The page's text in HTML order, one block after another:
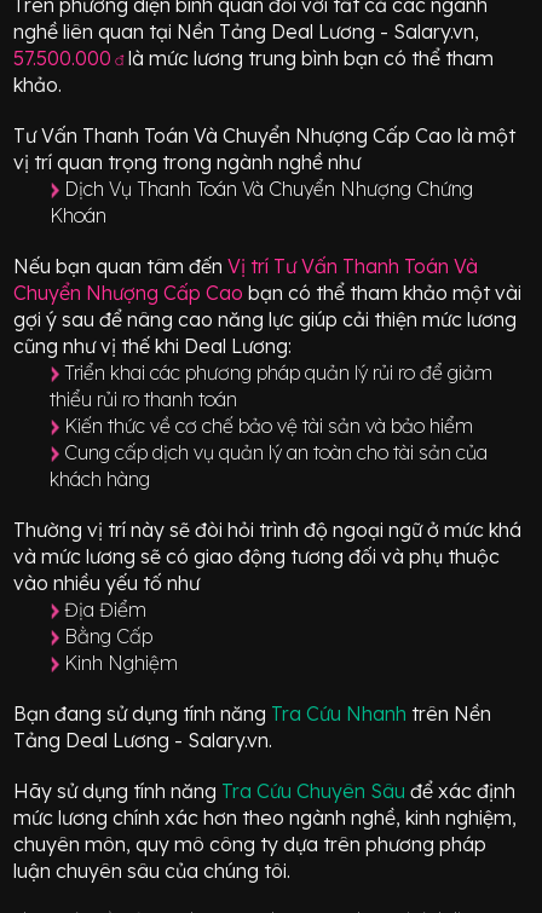
nghề liên quan tại Nền Tảng Deal Lương - Salary.vn,
57.500.000 đlà mức lương trung bình bạn có thể tham
khảo.
Tư Vấn Thanh Toán Và Chuyển Nhượng Cấp Cao là một
vị tríquan trọng trong ngành nghề như
Dịch Vụ Thanh Toán Và Chuyển Nhượng Chứng
Khoán
Nếu bạn quan tâm đến Vị trí Tư Vấn Thanh Toán Và
Chuyển Nhượng Cấp Cao bạn có thể tham khảo một vài
gợi ý sau để nâng cao năng lực giúp cải thiện mức lương
cũng như vị thế khi Deal Lương:
Triển khai các phương pháp quản lý rủi ro để giảm
thiểu rủi ro thanh toán
Kiến thức về cơ chế bảo vệ tài sản và bảo hiểm
Cung cấp dịch vụ quản lý an toàn cho tài sản của
khách hàng
Thường vị trí này sẽ đòi hỏi trình độ ngoại ngữ ở mứckhá
và mức lương sẽ có giao động tương đối và phụ thuộc
vào nhiều yếu tố như
Địa Điểm
Bằng Cấp
Kinh Nghiệm
Bạn đang sử dụng tính năng Tra Cứu Nhanh trên Nền
Tảng Deal Lương - Salary.vn.
Hãy sử dụng tính năng Tra Cứu Chuyên Sâuđể xác định
mức lương chính xác hơn theo ngành nghề, kinh nghiệm,
chuyên môn, quy mô công ty dựa trên phương pháp
luận chuyên sâu của chúng tôi.